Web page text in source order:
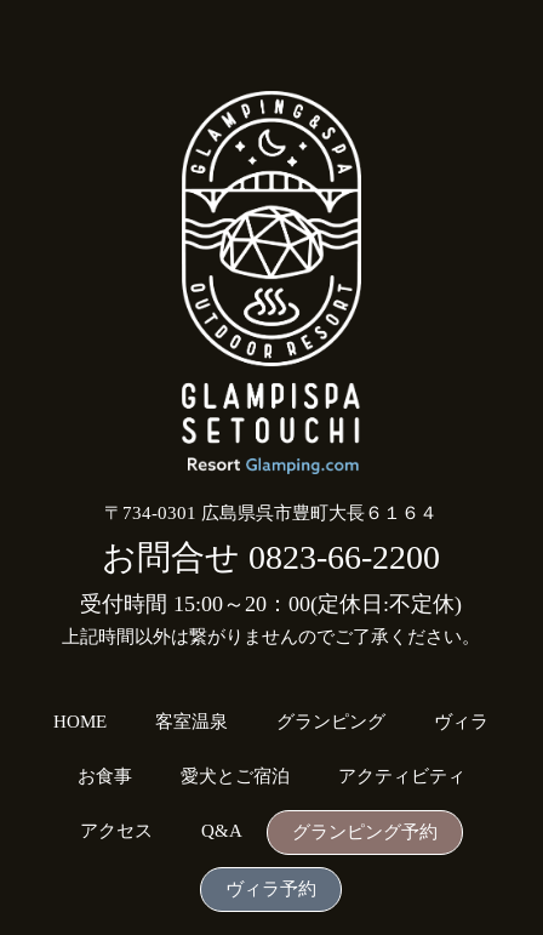
〒734-0301 広島県呉市豊町大長６１６４
お問合せ 0823-66-2200
受付時間 15:00～20：00(定休日:不定休)
上記時間以外は繋がりませんのでご了承ください。
HOME 客室温泉 グランピング ヴィラ
お食事 愛犬とご宿泊 アクティビティ
アクセス Q&A グランピング予約
ヴィラ予約